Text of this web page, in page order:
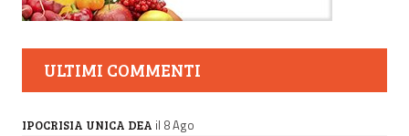
ULTIMI COMMENTI
IPOCRISIA UNICA DEA il 8 Ago